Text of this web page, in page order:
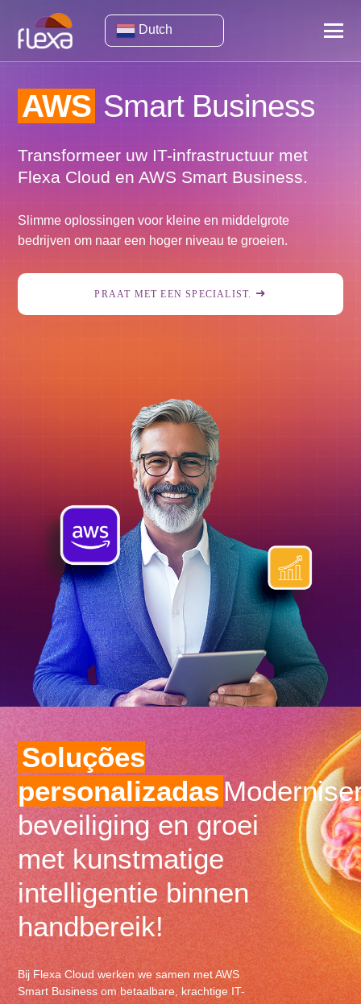
Dutch
AWS Smart Business
Transformeer uw IT-infrastructuur met
Flexa Cloud en AWS Smart Business.
Slimme oplossingen voor kleine en middelgrote
bedrijven om naar een hoger niveau te groeien.
PRAAT MET EEN SPECIALIST.
Soluções
personalizadas
beveiliging en groei
met kunstmatige
intelligentie binnen
handbereik!
Bij Flexa Cloud werken we samen met AWS
Smart Business om betaalbare, krachtige IT-